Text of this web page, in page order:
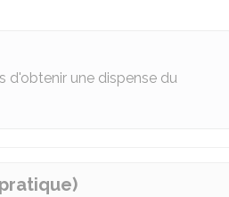
d'obtenir une dispense du